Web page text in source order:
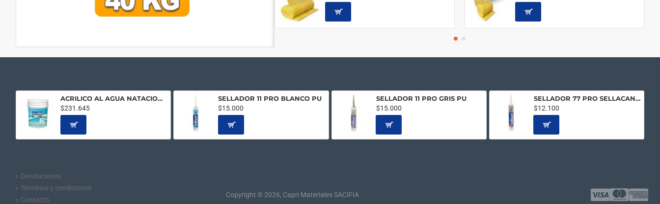
ACRILICO AL AGUA NATACION AZUL 20LTS
$231.645
SELLADOR 11 PRO BLANCO PU
$15.000
SELLADOR 11 PRO GRIS PU
$15.000
SELLADOR 77 PRO SELLACANALETA
$12.100
Devoluciones
Términos y condiciones
Contacto
Copyright © 2026, Capri Materiales SACIFIA